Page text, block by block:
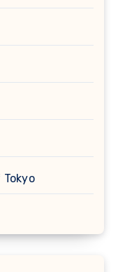
Tokyo